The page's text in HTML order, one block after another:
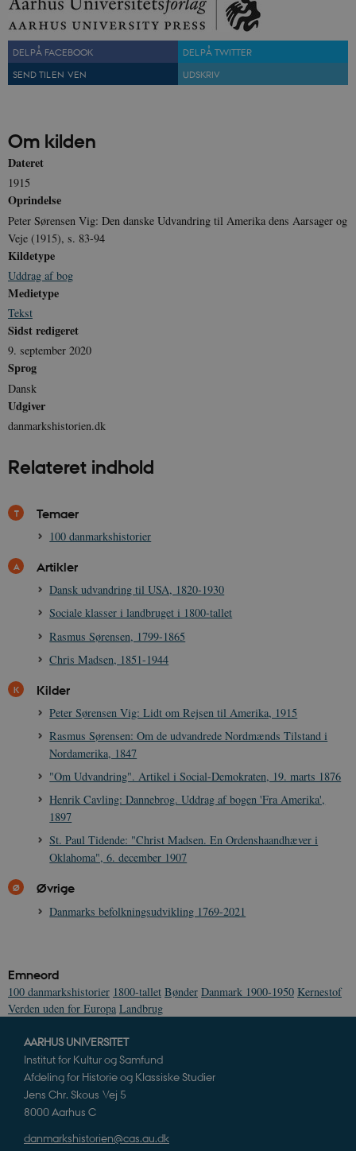
DEL PÅ FACEBOOK
DEL PÅ TWITTER
SEND TIL EN VEN
UDSKRIV
Om kilden
Dateret
1915
Oprindelse
Peter Sørensen Vig: Den danske Udvandring til Amerika dens Aarsager og
Veje (1915), s. 83-94
Kildetype
Uddrag af bog
Medietype
Tekst
Sidst redigeret
9. september 2020
Sprog
Dansk
Udgiver
danmarkshistorien.dk
Relateret indhold
Temaer
100 danmarkshistorier
Artikler
Dansk udvandring til USA, 1820-1930
Sociale klasser i landbruget i 1800-tallet
Rasmus Sørensen, 1799-1865
Chris Madsen, 1851-1944
Kilder
Peter Sørensen Vig: Lidt om Rejsen til Amerika, 1915
Rasmus Sørensen: Om de udvandrede Nordmænds Tilstand i
Nordamerika, 1847
"Om Udvandring". Artikel i Social-Demokraten, 19. marts 1876
Henrik Cavling: Dannebrog. Uddrag af bogen 'Fra Amerika',
1897
St. Paul Tidende: "Christ Madsen. En Ordenshaandhæver i
Oklahoma", 6. december 1907
Øvrige
Danmarks befolkningsudvikling 1769-2021
Emneord
100 danmarkshistorier 1800-tallet Bønder Danmark 1900-1950 Kernestof
Verden uden for Europa Landbrug
AARHUS UNIVERSITET
Institut for Kultur og Samfund
Afdeling for Historie og Klassiske Studier
Jens Chr. Skous Vej 5
8000 Aarhus C
danmarkshistorien@cas.au.dk